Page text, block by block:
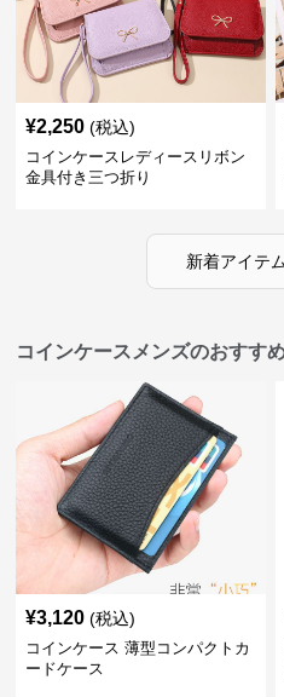
¥2,250 (税込)
コインケースレディースリボン
金具付き三つ折り
新着アイテ
コインケースメンズのおすす
¥3,120 (税込)
コインケース 薄型コンパクトカ
ードケース